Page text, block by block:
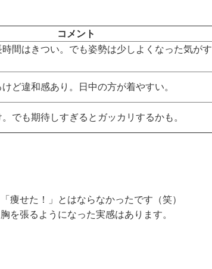
コメント
間はきつい。でも姿勢は少しよくなった気がす
ど違和感あり。日中の方が着やすい。
でも期待しすぎるとガッカリするかも。
痩せた！」とはならなかったです（笑）
を張るようになった実感はあります。